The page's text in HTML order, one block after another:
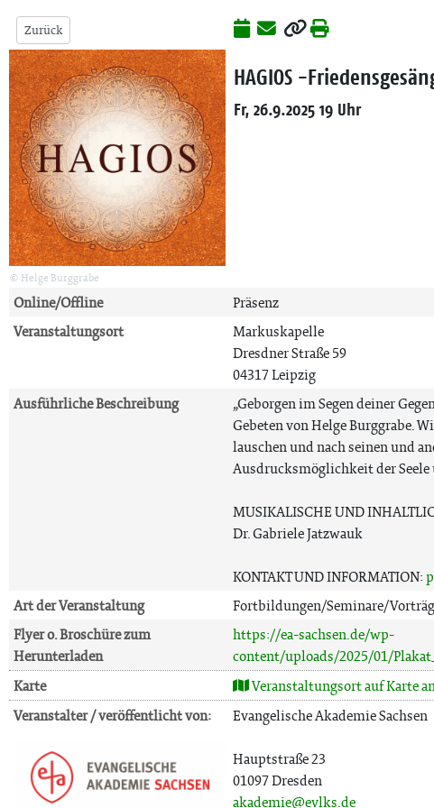
Zurück
© Helge Burggrabe
HAGIOS -
Fr, 26.9.2025 19 Uhr
Online/Offline
Präsenz
Veranstaltungsort
Markuskapelle
Dresdner Straße 59
04317 Leipzig
Ausführliche Beschreibung
„Geborgen im Segen deiner
Gebeten von Helge Burggrabe.
lauschen und nach seinen und
Ausdrucksmöglichkeit der Seele
MUSIKALISCHE UND
Dr. Gabriele Jatzwauk
KONTAKT UND INFORMATION:
Art der Veranstaltung
Fortbildungen/Seminare/
Flyer o. Broschüre zum
Herunterladen
https://ea-sachsen.de/wp-
content/uploads/2025/01/
Karte
Veranstaltungsort auf Karte
Veranstalter / veröffentlicht von:
Evangelische Akademie Sachsen
Hauptstraße 23
01097 Dresden
akademie@evlks.de